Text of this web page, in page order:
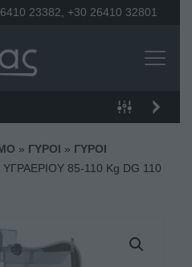
23382 +30 26410 32801
» ΓΥΡΟΙ » ΓΥΡΟΙ
85-110 Kg DG 110